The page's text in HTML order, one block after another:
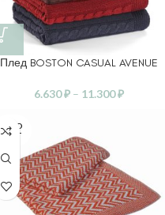
Плед BOSTON CASUAL AVENUE
6.630₽ – 11.300₽
SOLD
OUT